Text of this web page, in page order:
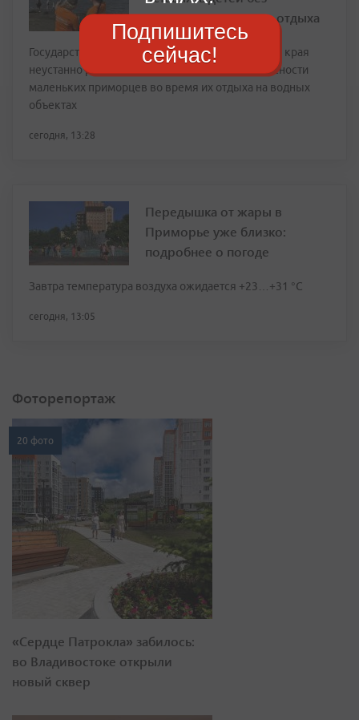
присмотра во время отдыха
Государственные и добровольческие структуры края
неустанно работают над обеспечением безопасности
маленьких приморцев во время их отдыха на водных
объектах
сегодня, 13:28
Передышка от жары в
Приморье уже близко:
подробнее о погоде
Завтра температура воздуха ожидается +23…+31 °C
сегодня, 13:05
Фоторепортаж
20 фото
«Сердце Патрокла» забилось:
во Владивостоке открыли
новый сквер
Подпишитесь
сейчас!